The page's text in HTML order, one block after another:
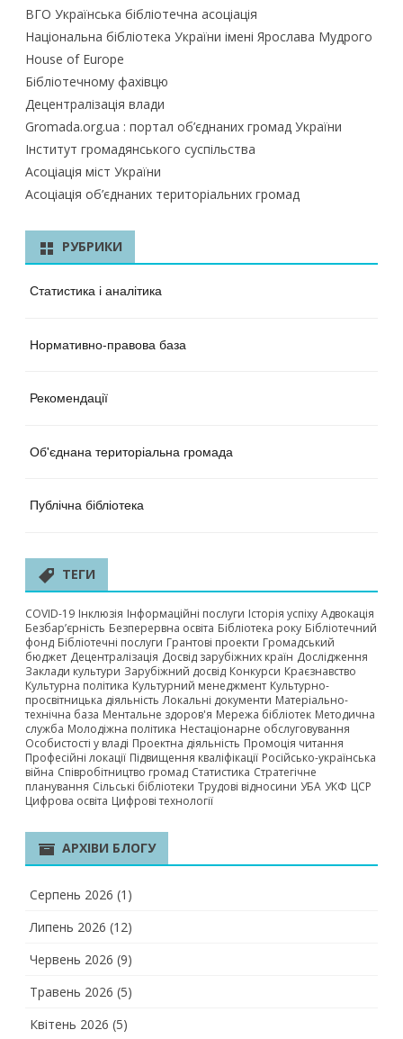
ВГО Українська бібліотечна асоціація
Національна бібліотека України імені Ярослава Мудрого
House of Europe
Бібліотечному фахівцю
Децентралізація влади
Gromada.org.ua : портал об’єднаних громад України
Інститут громадянського суспільства
Асоціація міст України
Асоціація об’єднаних територіальних громад
РУБРИКИ
Статистика і аналітика
Нормативно-правова база
Рекомендації
Об'єднана територіальна громада
Публічна бібліотека
ТЕГИ
COVID-19 Інклюзія Інформаційні послуги Історія успіху Адвокація
Безбар’єрність Безперервна освіта Бібліотека року Бібліотечний
фонд Бібліотечні послуги Грантові проекти Громадський
бюджет Децентралізація Досвід зарубіжних країн Дослідження
Заклади культури Зарубіжний досвід Конкурси Краєзнавство
Культурна політика Культурний менеджмент Культурно-
просвітницька діяльність Локальні документи Матеріально-
технічна база Ментальне здоров'я Мережа бібліотек Методична
служба Молодіжна політика Нестаціонарне обслуговування
Особистості у владі Проектна діяльність Промоція читання
Професійні локації Підвищення кваліфікації Російсько-українська
війна Співробітництво громад Статистика Стратегічне
планування Сільські бібліотеки Трудові відносини УБА УКФ ЦСР
Цифрова освіта Цифрові технології
АРХІВИ БЛОГУ
Серпень 2026 (1)
Липень 2026 (12)
Червень 2026 (9)
Травень 2026 (5)
Квітень 2026 (5)